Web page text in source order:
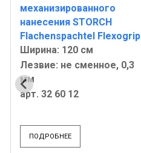
механизированного
нанесения STORCH
Flachenspachtel Flexogrip
Ширина: 120 см
Лезвие: не сменное, 0,3
мм
арт. 32 60 12
ПОДРОБНЕЕ